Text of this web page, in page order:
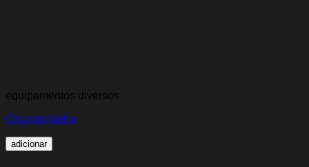
equipamentos diversos
Churrasqueira
adicionar